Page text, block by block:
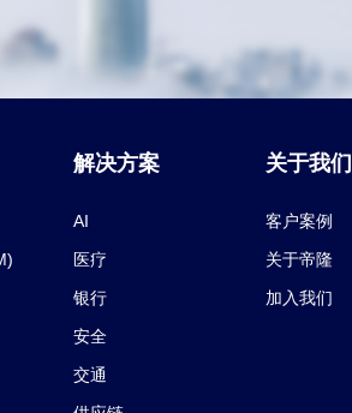
解决方案
AI
医疗
银行
安全
交通
关于我们
客户案例
关于帝隆
加入我们